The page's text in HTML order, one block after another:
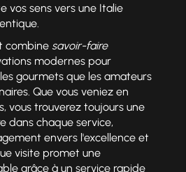
vos sens vers une Italie
combine savoir-faire
modernes pour
gourmets que les amateurs
Que vous veniez en
vous trouverez toujours une
dans chaque service,
envers l'excellence et
visite promet une
grâce à un service rapide